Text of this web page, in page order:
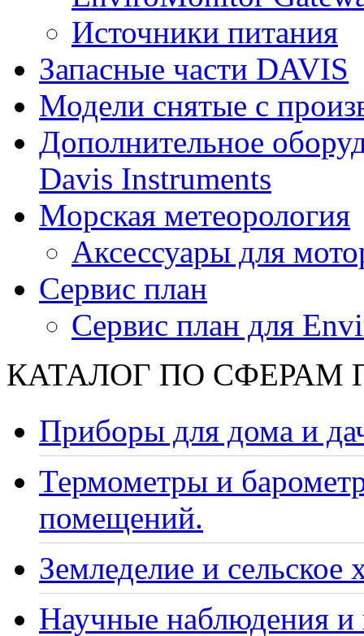
Источники питания
Запасные части DAVIS
Модели снятые с
Дополнительное
Davis Instruments
Морская метеорология
Аксессуары для
Сервис план
Сервис план для
КАТАЛОГ ПО СФЕРАМ
Приборы для дома и
Термометры и
помещений.
Земледелие и сельское
Научные наблюдения и